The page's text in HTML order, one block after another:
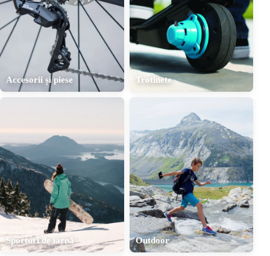
Accesorii și piese Trotinete
Sporturi de iarnă Outdoor